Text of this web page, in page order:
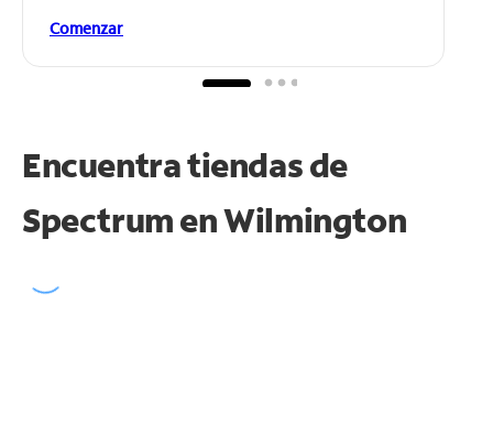
Comenzar
Encuentra tiendas de
Spectrum enWilmington